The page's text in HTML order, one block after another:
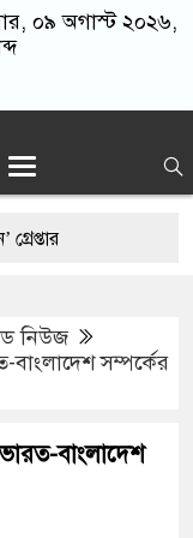
০৯ অগাস্ট ২০২৬,
নিউজ
বাংলাদেশ সম্পর্কের
বাংলাদেশ